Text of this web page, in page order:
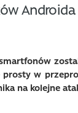
w
na kolejne